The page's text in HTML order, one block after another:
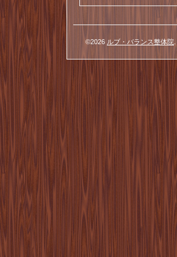
©2026 ルブ・バランス整体院